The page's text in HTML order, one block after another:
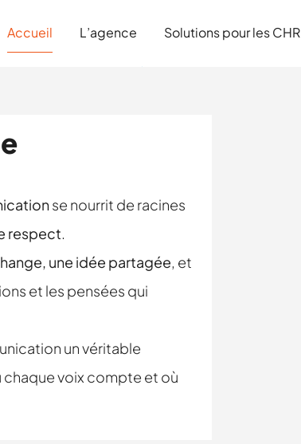
Accueil L’agence Solutions pour les CHR
se nourrit de racines
respect.
une idée partagée, et
et les pensées qui
un véritable
voix compte et où